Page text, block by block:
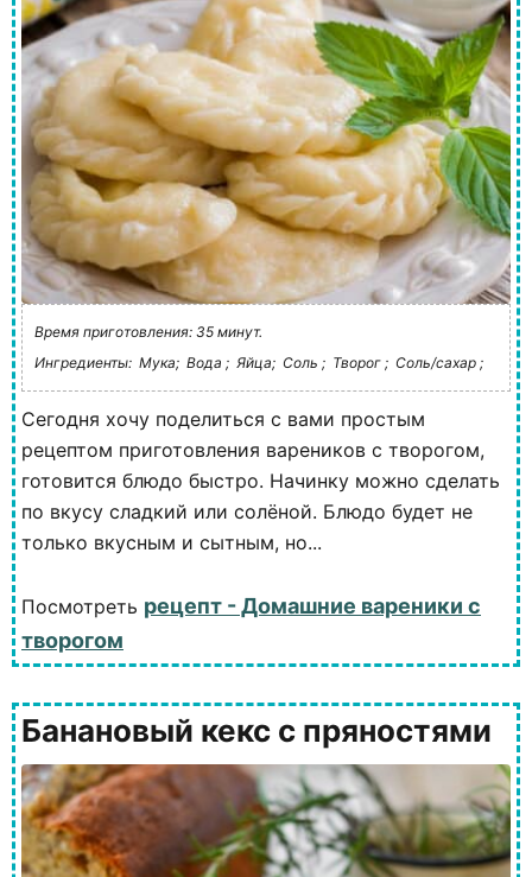
Время приготовления: 35 минут.
Ингредиенты: Мука; Вода ; Яйца; Соль ; Творог ; Соль/сахар ;
Сегодня хочу поделиться с вами простым
рецептом приготовления вареников с творогом,
готовится блюдо быстро. Начинку можно сделать
по вкусу сладкий или солёной. Блюдо будет не
только вкусным и сытным, но...
Посмотреть рецепт - Домашние вареники с
творогом
Банановый кекс с пряностями